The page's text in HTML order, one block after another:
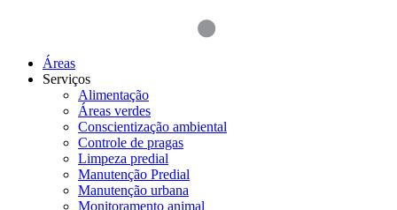
Áreas
Serviços
Alimentação
Áreas verdes
Conscientização ambiental
Controle de pragas
Limpeza predial
Manutenção Predial
Manutenção urbana
Monitoramento animal